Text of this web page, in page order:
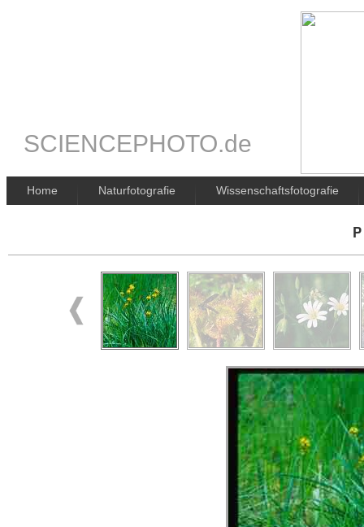
SCIENCEPHOTO.de
Home Naturfotografie Wissenschaftsfotografie